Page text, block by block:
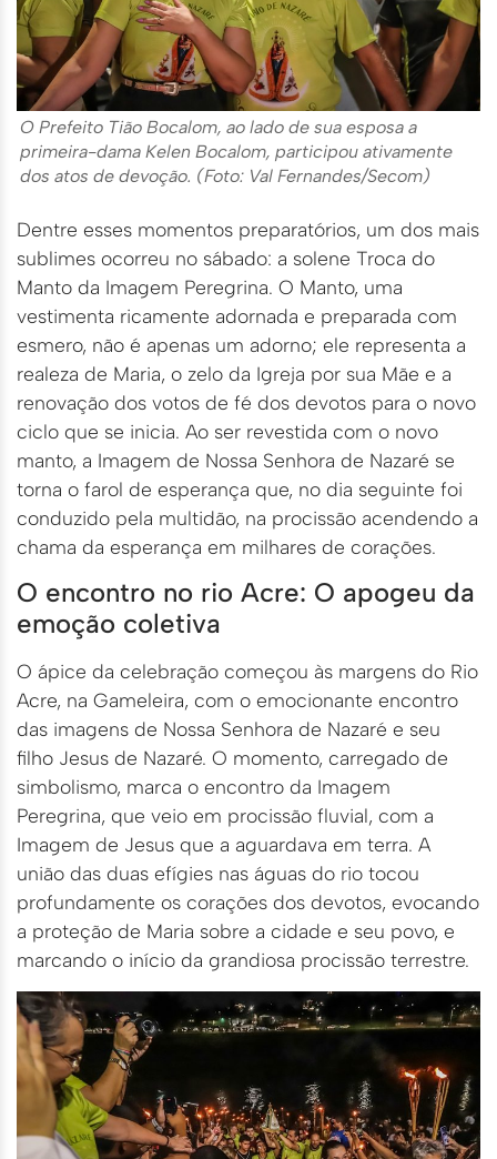
O Prefeito Tião Bocalom, ao lado de sua esposa a
primeira-dama Kelen Bocalom, participou ativamente
dos atos de devoção. (Foto: Val Fernandes/Secom)
Dentre esses momentos preparatórios, um dos mais
sublimes ocorreu no sábado: a solene Troca do
Manto da Imagem Peregrina. O Manto, uma
vestimenta ricamente adornada e preparada com
esmero, não é apenas um adorno; ele representa a
realeza de Maria, o zelo da Igreja por sua Mãe e a
renovação dos votos de fé dos devotos para o novo
ciclo que se inicia. Ao ser revestida com o novo
manto, a Imagem de Nossa Senhora de Nazaré se
torna o farol de esperança que, no dia seguinte foi
conduzido pela multidão, na procissão acendendo a
chama da esperança em milhares de corações.
O encontro no rio Acre: O apogeu da
emoção coletiva
O ápice da celebração começou às margens do Rio
Acre, na Gameleira, com o emocionante encontro
das imagens de Nossa Senhora de Nazaré e seu
filho Jesus de Nazaré. O momento, carregado de
simbolismo, marca o encontro da Imagem
Peregrina, que veio em procissão fluvial, com a
Imagem de Jesus que a aguardava em terra. A
união das duas efígies nas águas do rio tocou
profundamente os corações dos devotos, evocando
a proteção de Maria sobre a cidade e seu povo, e
marcando o início da grandiosa procissão terrestre.